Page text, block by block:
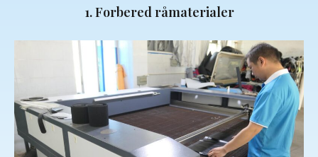
1. Forbered råmaterialer